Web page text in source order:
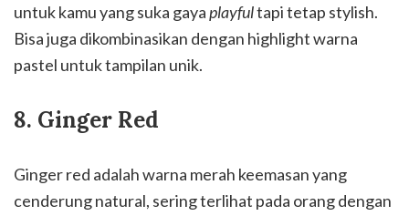
untuk kamu yang suka gayaplayfultapi tetap stylish.
Bisa juga dikombinasikan dengan highlight warna
pastel untuk tampilan unik.
8. Ginger Red
Ginger red adalah warna merah keemasan yang
cenderung natural, sering terlihat pada orang dengan